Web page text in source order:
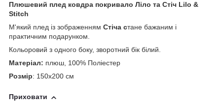
Плюшевий плед ковдра покривало Ліло та Стіч Lilo &
Stitch
М'який плед із зображенням Стіча стане бажаним і
практичним подарунком.
Кольоровий з одного боку, зворотний бік білий.
Матеріал: плюш, 100% Поліестер
Розмір: 150х200 см
Приховати